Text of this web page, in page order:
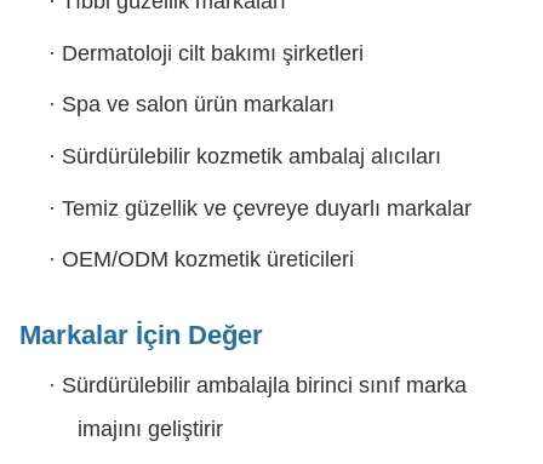
· Dermatoloji cilt bakımı şirketleri
· Spa ve salon ürün markaları
· Sürdürülebilir kozmetik ambalaj alıcıları
· Temiz güzellik ve çevreye duyarlı markalar
· OEM/ODM kozmetik üreticileri
Markalar İçin Değer
· Sürdürülebilir ambalajla birinci sınıf marka
imajını geliştirir